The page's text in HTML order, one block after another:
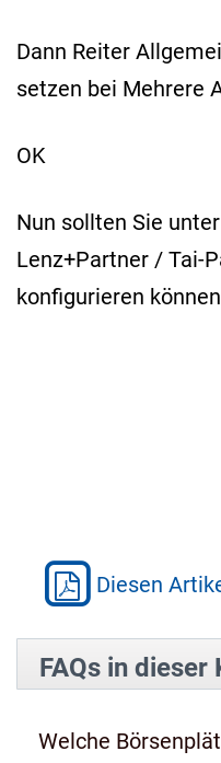
Dann Reiter
setzen bei Mehrere
OK
Nun sollten Sie
Lenz+Partner / Tai-
konfigurieren können
Diesen
FAQs in dieser
Welche